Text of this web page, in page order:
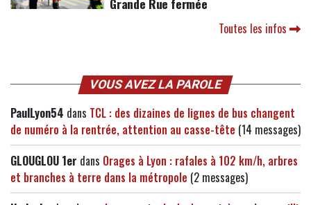
Toutes les infos
VOUS AVEZ LA PAROLE
PaulLyon54 dans TCL : des dizaines de lignes de bus changent
de numéro à la rentrée, attention au casse-tête (14 messages)
GLOUGLOU 1er dans Orages à Lyon : rafales à 102 km/h, arbres
et branches à terre dans la métropole (2 messages)